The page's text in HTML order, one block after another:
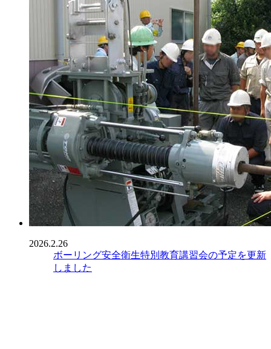
2026.2.26
ボーリング安全衛生特別教育講習会の予定を更新
しました